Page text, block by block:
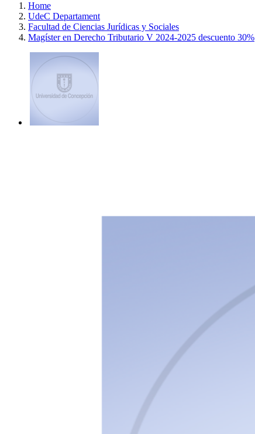
Home
UdeC Departament
Facultad de Ciencias Jurídicas y Sociales
Magíster en Derecho Tributario V 2024-2025 descuento 30%